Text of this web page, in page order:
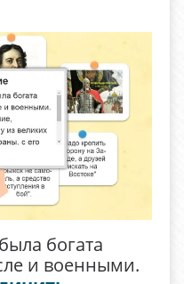
богата
и военными.